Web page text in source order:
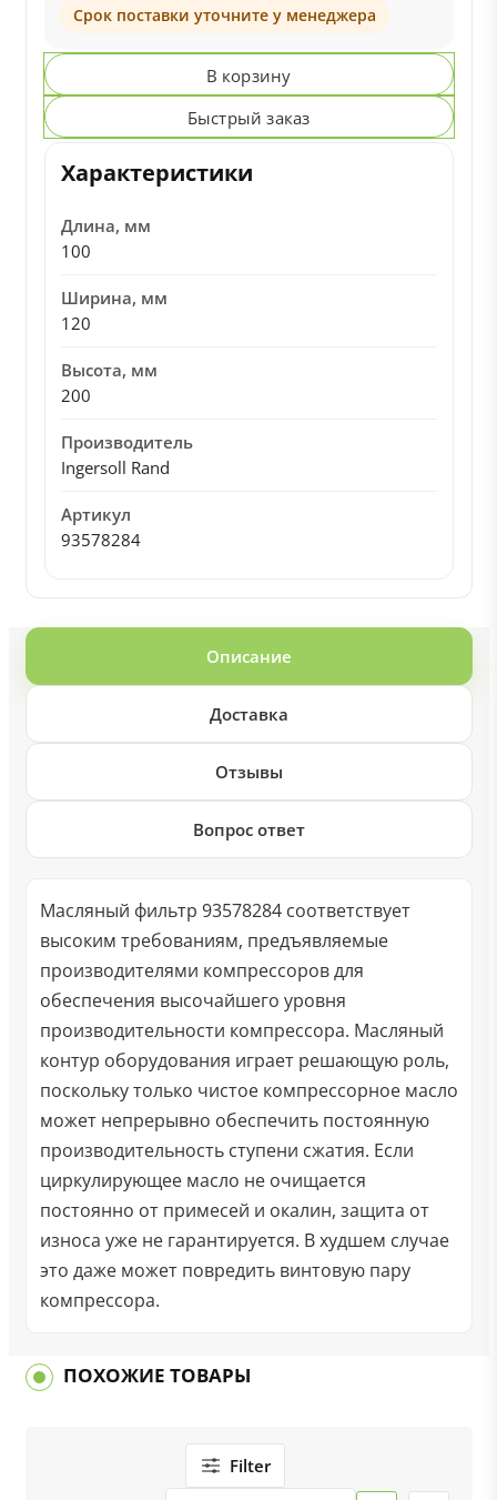
Срок поставки уточните у менеджера
В корзину
Быстрый заказ
Характеристики
Длина, мм
100
Ширина, мм
120
Высота, мм
200
Производитель
Ingersoll Rand
Артикул
93578284
Описание
Доставка
Отзывы
Вопрос ответ
Масляный фильтр 93578284 соответствует
высоким требованиям, предъявляемые
производителями компрессоров для
обеспечения высочайшего уровня
производительности компрессора. Масляный
контур оборудования играет решающую роль,
поскольку только чистое компрессорное масло
может непрерывно обеспечить постоянную
производительность ступени сжатия. Если
циркулирующее масло не очищается
постоянно от примесей и окалин, защита от
износа уже не гарантируется. В худшем случае
это даже может повредить винтовую пару
компрессора.
ПОХОЖИЕ ТОВАРЫ
Filter